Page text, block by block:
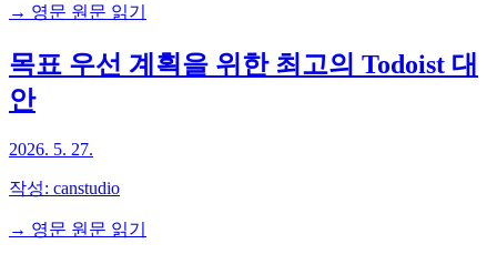
→ 영문 원문 읽기
목표 우선 계획을 위한 최고의 Todoist 대
안
2026. 5. 27.
작성: canstudio
→ 영문 원문 읽기